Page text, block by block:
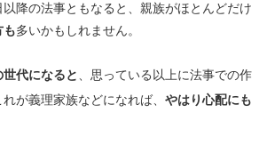
降の法事ともなると、親族がほとんどだけ
も多いかもしれません。
代になると
、思っている以上に法事での作
が義理家族などになれば、やはり心配にも